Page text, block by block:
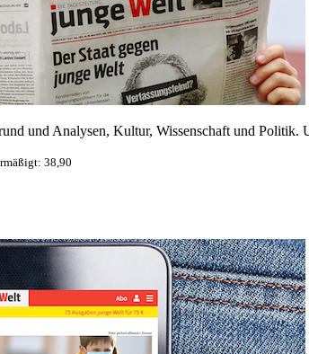
und Analysen, Kultur, Wissenschaft und Politik.
38,90